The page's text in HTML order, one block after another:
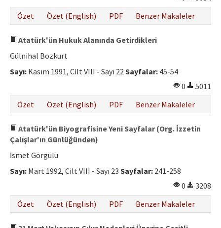
Özet
Özet (English) PDF Benzer Makaleler
Atatürk'ün Hukuk Alanında Getirdikleri
Gülnihal Bozkurt
Sayı: Kasım 1991, Cilt VIII - Sayı 22Sayfalar: 45-54
0
5011
Özet
Özet (English) PDF Benzer Makaleler
Atatürk'ün Biyografisine Yeni Sayfalar (Org. İzzetin
Çalışlar'ın Günlüğünden)
İsmet Görgülü
Sayı: Mart 1992, Cilt VIII - Sayı 23 Sayfalar: 241-258
0
3208
Özet
Özet (English) PDF Benzer Makaleler